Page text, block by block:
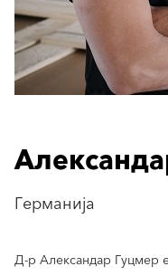
Германија
Д-р Александар Гуцмер